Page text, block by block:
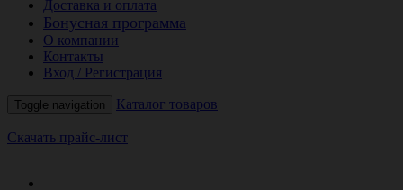
Доставка и оплата
Бонусная программа
О компании
Контакты
Вход / Регистрация
Toggle navigation Каталог товаров
Скачать прайс-лист